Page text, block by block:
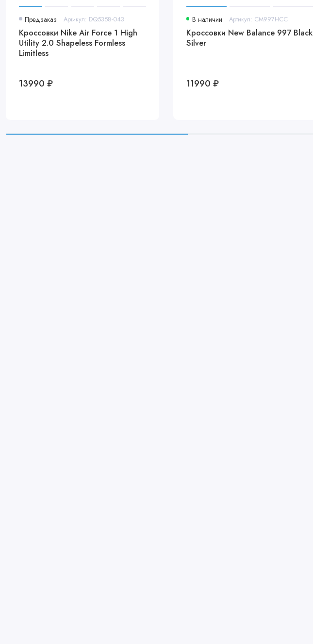
Предзаказ Артикул: DQ5358-043
Кроссовки Nike Air Force 1 High
Utility 2.0 Shapeless Formless
Limitless
13990 ₽
В наличии Артикул: CM997HCC
Кроссовки New Balance 997 Black
Silver
11990 ₽